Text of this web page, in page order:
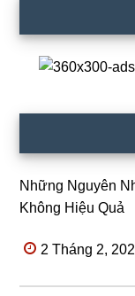
Những Nguyên
Không Hiệu Quả
2 Tháng 2,